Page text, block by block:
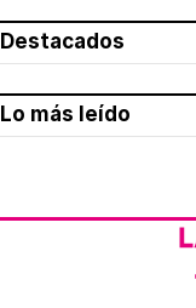
Destacados
Lo más leído